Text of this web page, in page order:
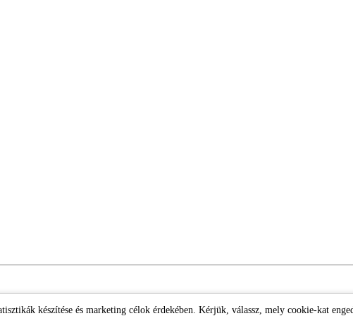
készítése és marketing célok érdekében. Kérjük, válassz, mely cookie-kat